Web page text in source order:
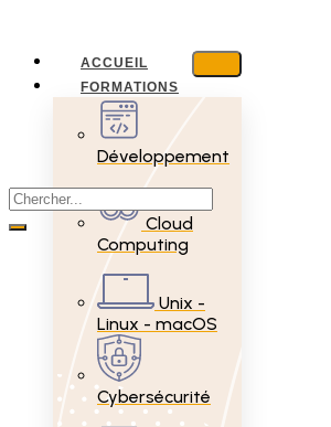
ACCUEIL
FORMATIONS
Développement
Cloud
Computing
Unix -
Linux - macOS
Cybersécurité